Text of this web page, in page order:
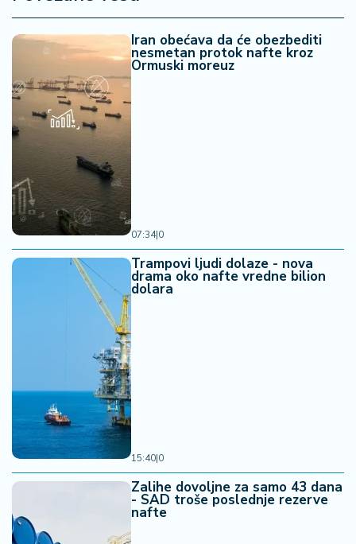
Iran obećava da će obezbediti
nesmetan protok nafte kroz
Ormuski moreuz
07:34|0
Trampovi ljudi dolaze - nova
drama oko nafte vredne bilion
dolara
15:40|0
Zalihe dovoljne za samo 43 dana
- SAD troše poslednje rezerve
nafte